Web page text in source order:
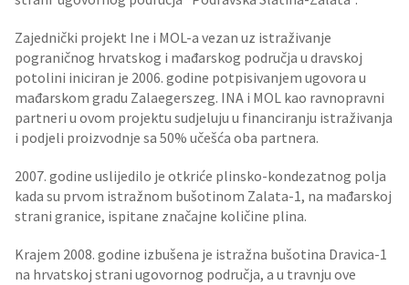
Zajednički projekt Ine i MOL-a vezan uz istraživanje
pograničnog hrvatskog i mađarskog područja u dravskoj
potolini iniciran je 2006. godine potpisivanjem ugovora u
mađarskom gradu Zalaegerszeg. INA i MOL kao ravnopravni
partneri u ovom projektu sudjeluju u financiranju istraživanja
i podjeli proizvodnje sa 50% učešća oba partnera.
2007. godine uslijedilo je otkriće plinsko-kondezatnog polja
kada su prvom istražnom bušotinom Zalata-1, na mađarskoj
strani granice, ispitane značajne količine plina.
Krajem 2008. godine izbušena je istražna bušotina Dravica-1
na hrvatskoj strani ugovornog područja, a u travnju ove